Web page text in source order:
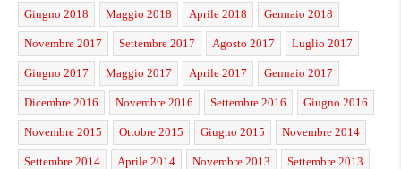
Giugno 2018 Maggio 2018 Aprile 2018 Gennaio 2018
Novembre 2017 Settembre 2017 Agosto 2017 Luglio 2017
Giugno 2017 Maggio 2017 Aprile 2017 Gennaio 2017
Dicembre 2016 Novembre 2016 Settembre 2016 Giugno 2016
Novembre 2015 Ottobre 2015 Giugno 2015 Novembre 2014
Settembre 2014 Aprile 2014 Novembre 2013 Settembre 2013